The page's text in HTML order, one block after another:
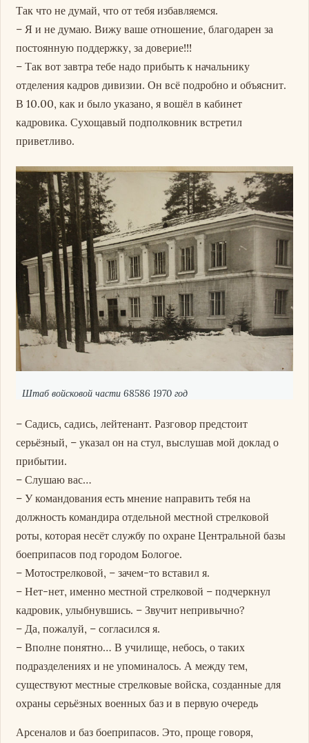
Так что не думай, что от тебя избавляемся.
– Я и не думаю. Вижу ваше отношение, благодарен за
постоянную поддержку, за доверие!!!
– Так вот завтра тебе надо прибыть к начальнику
отделения кадров дивизии. Он всё подробно и объяснит.
В 10.00, как и было указано, я вошёл в кабинет
кадровика. Сухощавый подполковник встретил
приветливо.
Штаб войсковой части 68586 1970 год
– Садись, садись, лейтенант. Разговор предстоит
серьёзный, – указал он на стул, выслушав мой доклад о
прибытии.
– Слушаю вас…
– У командования есть мнение направить тебя на
должность командира отдельной местной стрелковой
роты, которая несёт службу по охране Центральной базы
боеприпасов под городом Бологое.
– Мотострелковой, – зачем-то вставил я.
– Нет-нет, именно местной стрелковой – подчеркнул
кадровик, улыбнувшись. – Звучит непривычно?
– Да, пожалуй, – согласился я.
– Вполне понятно… В училище, небось, о таких
подразделениях и не упоминалось. А между тем,
существуют местные стрелковые войска, созданные для
охраны серьёзных военных баз и в первую очередь
Арсеналов и баз боеприпасов. Это, проще говоря,